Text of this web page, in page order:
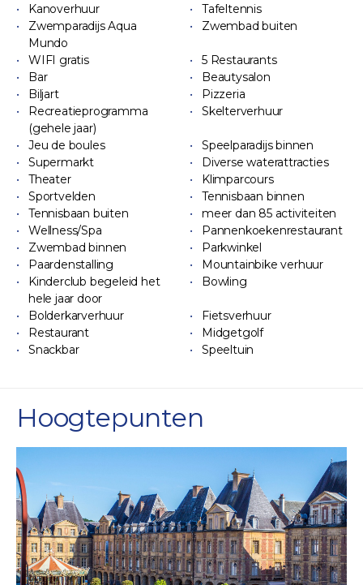
Kanoverhuur
Tafeltennis
Zwemparadijs Aqua
Mundo
Zwembad buiten
WIFI gratis
5 Restaurants
Bar
Beautysalon
Biljart
Pizzeria
Recreatieprogramma
(gehele jaar)
Skelterverhuur
Jeu de boules
Speelparadijs binnen
Supermarkt
Diverse waterattracties
Theater
Klimparcours
Sportvelden
Tennisbaan binnen
Tennisbaan buiten
meer dan 85 activiteiten
Wellness/Spa
Pannenkoekenrestaurant
Zwembad binnen
Parkwinkel
Paardenstalling
Mountainbike verhuur
Kinderclub begeleid het
hele jaar door
Bowling
Bolderkarverhuur
Fietsverhuur
Restaurant
Midgetgolf
Snackbar
Speeltuin
Hoogtepunten